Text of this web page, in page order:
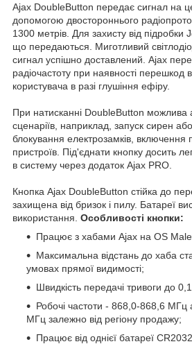
Ajax DoubleButton передає сигнал на
допомогою двостороннього
1300 метрів. Для захисту від підробки
що передаються. Миготливий
сигнал успішно доставлений. Ajax
радіочастоту при наявності перешкод
користувача в разі глушіння ефіру.
При натисканні DoubleButton можлива
сценаріїв, наприклад, запуск сирен
блокування електрозамків, включення
пристроїв. Під'єднати кнопку досить
в систему через додаток Ajax PRO.
Кнопка Ajax DoubleButton стійка до
захищена від бризок і пилу. Батареї
використання. Особливості кнопки:
Працює з хабами Ajax на OS
Максимальна відстань до хаба
умовах прямої видимості;
Швидкість передачі тривоги до
Робочі частоти - 868,0-868,6
МГц залежно від регіону продажу;
Працює від однієї батареї